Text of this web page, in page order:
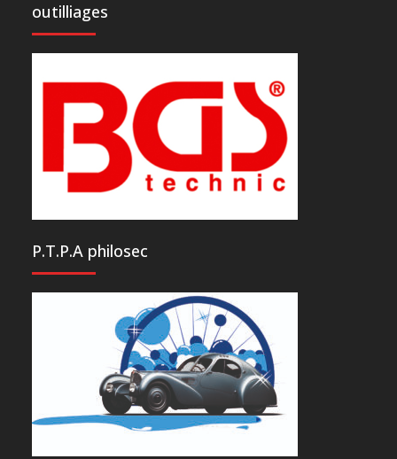
outilliages
P.T.P.A philosec